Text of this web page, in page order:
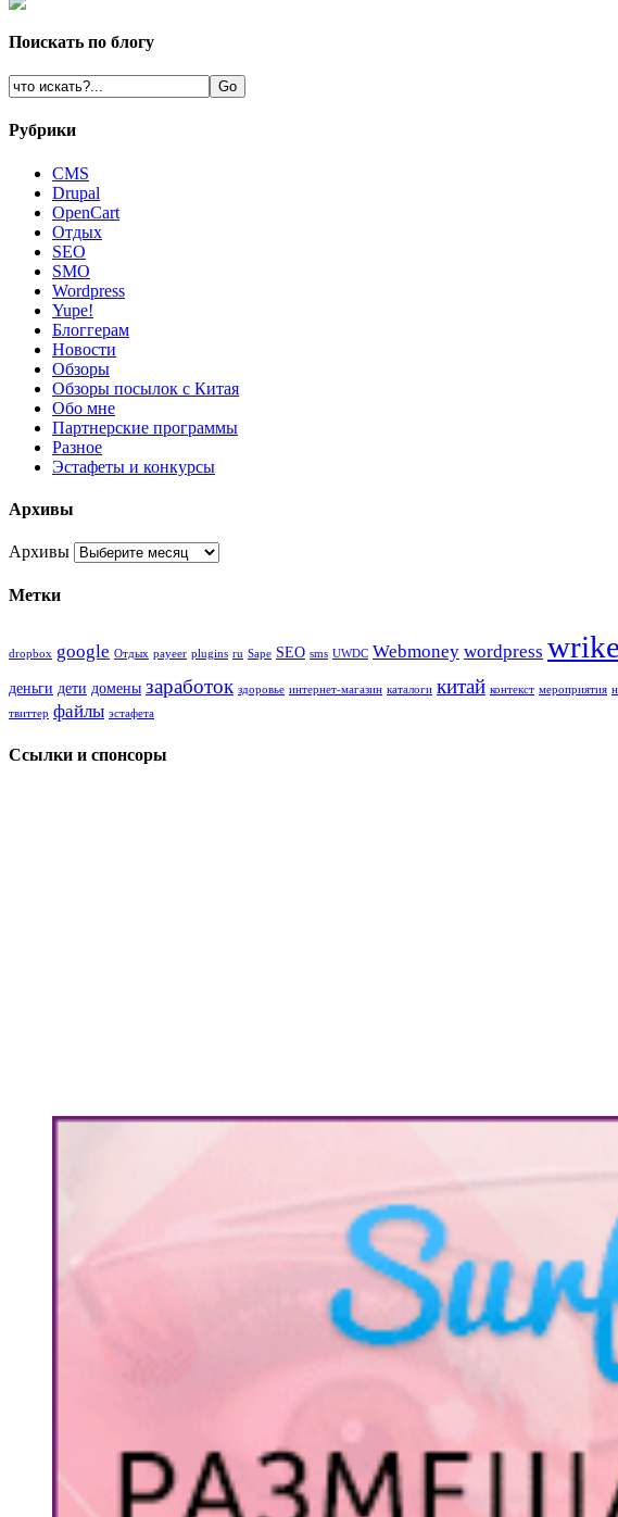
Поискать по блогу
Рубрики
CMS
Drupal
OpenCart
Oтдых
SEO
SMO
Wordpress
Yupe!
Блоггерам
Новости
Обзоры
Обзоры посылок с Китая
Обо мне
Партнерские программы
Разное
Эстафеты и конкурсы
Архивы
Архивы
Метки
dropbox google Oтдых payeer plugins ru Sape SEO sms UWDC Webmoney wordpress wrike
деньги дети домены заработок здоровье интернет-магазин каталоги китай контекст мероприятия
твиттер файлы эстафета
Ссылки и спонсоры